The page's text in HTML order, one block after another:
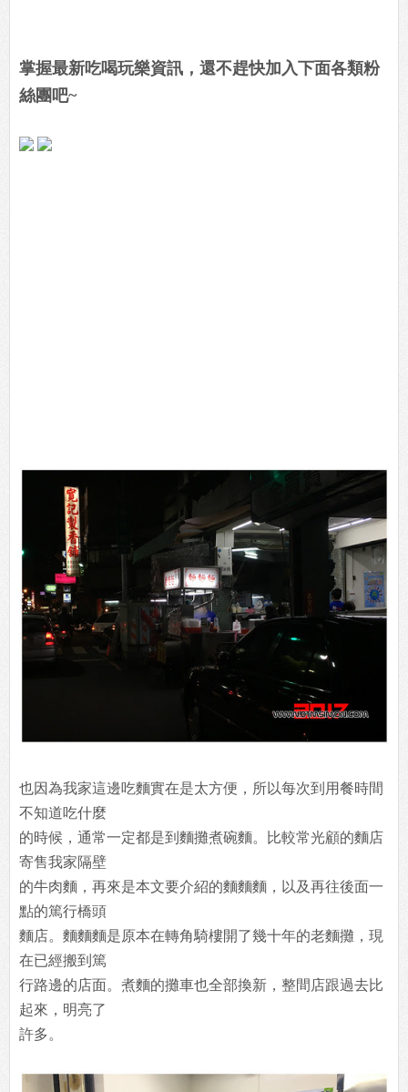
掌握最新吃喝玩樂資訊，還不趕快加入下面各類粉
絲團吧~
也因為我家這邊吃麵實在是太方便，所以每次到用餐時間
不知道吃什麼
的時候，通常一定都是到麵攤煮碗麵。比較常光顧的麵店
寄售我家隔壁
的牛肉麵，再來是本文要介紹的麵麵麵，以及再往後面一
點的篤行橋頭
麵店。麵麵麵是原本在轉角騎樓開了幾十年的老麵攤，現
在已經搬到篤
行路邊的店面。煮麵的攤車也全部換新，整間店跟過去比
起來，明亮了
許多。